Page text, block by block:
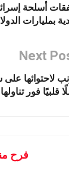
أسلحة
بمليارات
Next
لاحتوائها
قلبيًا فور تناولها
فرح